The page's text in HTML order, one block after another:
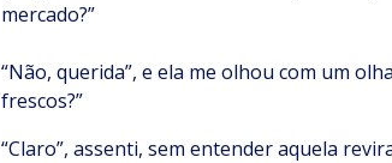
mercado?”
“Não, querida”, e ela me olhou com um
frescos?”
“Claro”, assenti, sem entender aquela